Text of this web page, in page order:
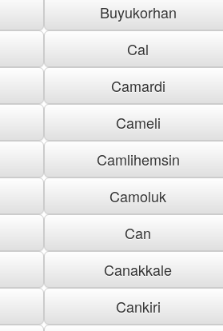
Buyukorhan
Cal
Camardi
Cameli
Camlihemsin
Camoluk
Can
Canakkale
Cankiri